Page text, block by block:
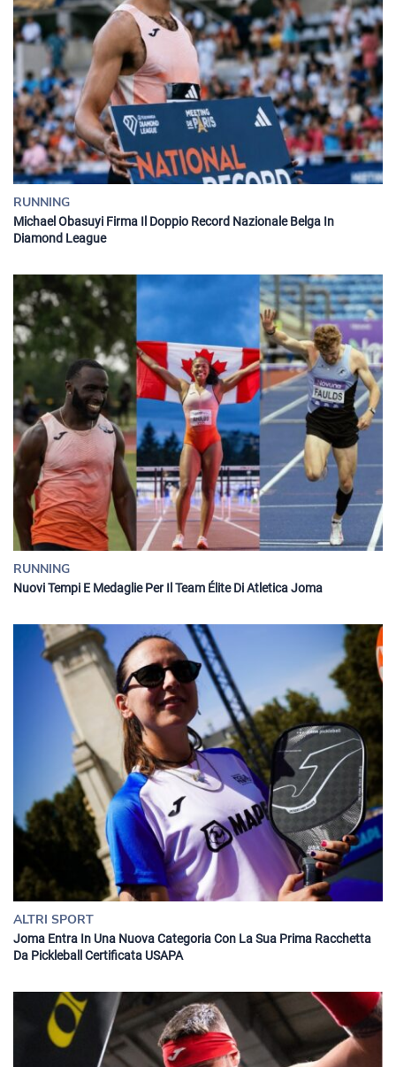
RUNNING
Michael Obasuyi Firma Il Doppio Record Nazionale Belga In
Diamond League
RUNNING
Nuovi Tempi E Medaglie Per Il Team Élite Di Atletica Joma
ALTRI SPORT
Joma Entra In Una Nuova Categoria Con La Sua Prima Racchetta
Da Pickleball Certificata USAPA